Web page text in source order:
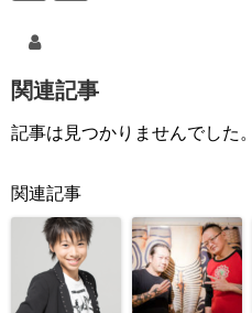
関連記事
記事は見つかりませんでした。
関連記事